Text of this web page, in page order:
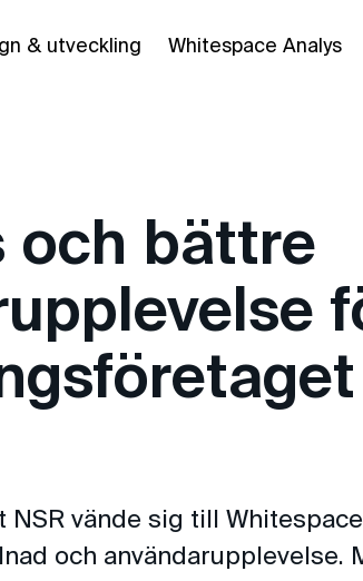
& utveckling Whitespace Analys
och bättre
NSR vände sig till
och användarupplevelse.